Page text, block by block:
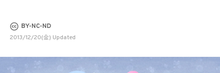
BY-NC-ND
2013/12/20(金) Updated